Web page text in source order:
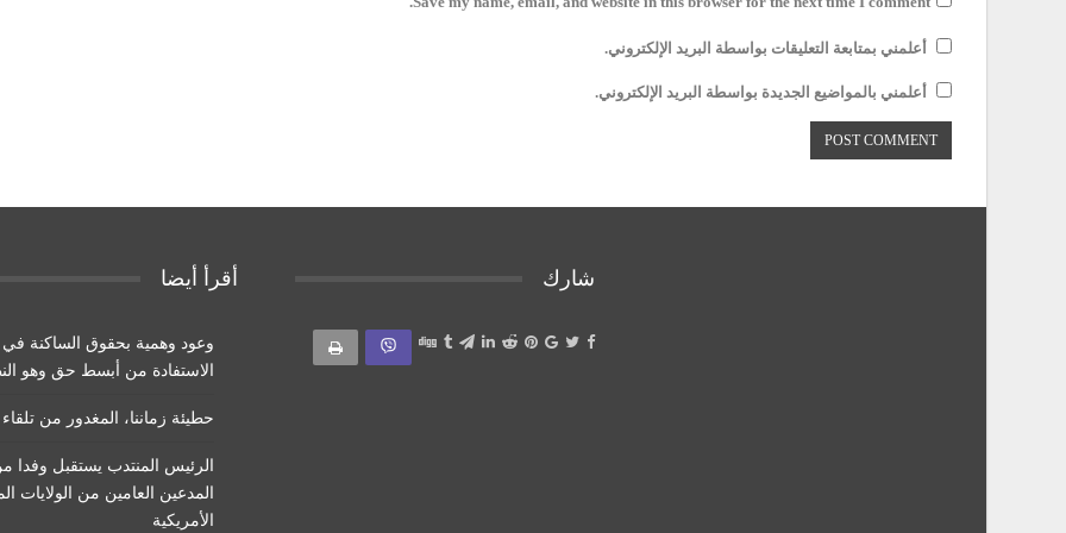
أعلمني بمتابعة التعليقات بواسطة البريد الإلكتروني.
أعلمني بالمواضيع الجديدة بواسطة البريد الإلكتروني.
شارك أقرأ أيضا
وعود وهمية بحقوق الساكنة في
الاستفادة من أبسط حق وهو
حطيئة زماننا، المغدور من
الرئيس المنتدب يستقبل وفدا
المدعين العامين من الولايات
الأمريكية